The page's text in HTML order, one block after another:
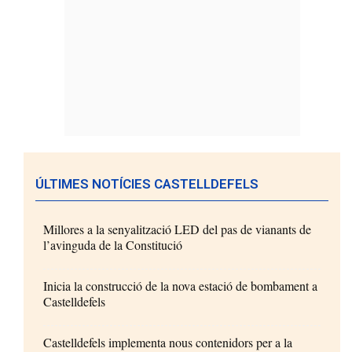
ÚLTIMES NOTÍCIES CASTELLDEFELS
Millores a la senyalització LED del pas de vianants de
l’avinguda de la Constitució
Inicia la construcció de la nova estació de bombament a
Castelldefels
Castelldefels implementa nous contenidors per a la